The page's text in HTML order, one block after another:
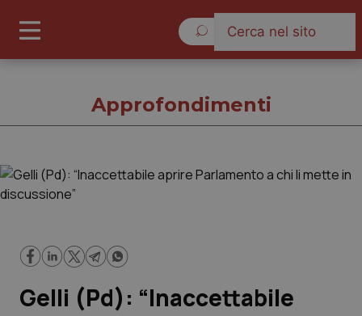
Governo e Parlamento
Approfondimenti
Gelli (Pd): “Inaccettabile